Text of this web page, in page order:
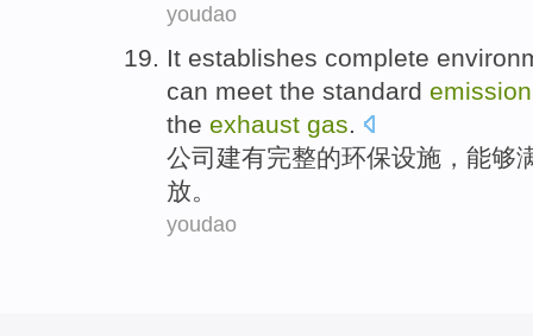
youdao
It establishes complete
can meet the standard emission
the exhaust gas.
公司 建有完整的环保设施 ， 能够
放。
youdao